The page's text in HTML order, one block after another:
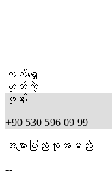
ကက်ရှေ
ဟုတ်ကဲ့
ဖုန်း
+90 530 596 09 99
အများပြည်သူအမည်
--